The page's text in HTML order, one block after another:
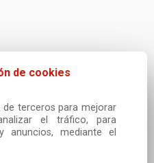
de cookies
terceros para mejorar
el tráfico, para
anuncios, mediante el